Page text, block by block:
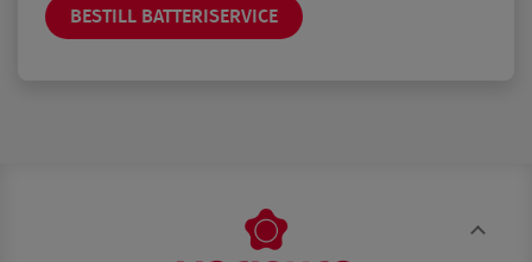
BESTILL BATTERISERVICE